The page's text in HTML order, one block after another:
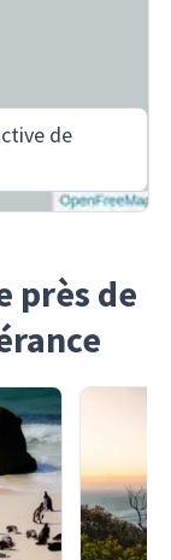
de
près de